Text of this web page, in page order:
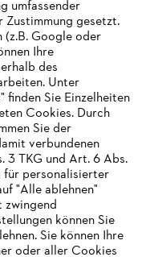
mit dem
umfassender
Zustimmung gesetzt.
Google oder
Ihre
des
Unter
finden Sie Einzelheiten
Cookies. Durch
Sie der
verbundenen
3 TKG und Art. 6 Abs.
für personalisierter
"Alle ablehnen"
zwingend
können Sie
Sie können Ihre
oder aller Cookies